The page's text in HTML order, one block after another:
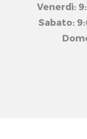
Venerdì:
Sabato: